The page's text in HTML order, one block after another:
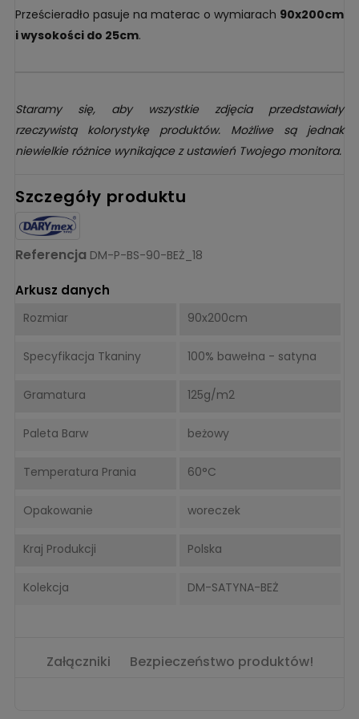
Prześcieradło pasuje na materac o wymiarach 90x200cm
i wysokości do 25cm.
Staramy się, aby wszystkie zdjęcia przedstawiały
rzeczywistą kolorystykę produktów. Możliwe są jednak
niewielkie różnice wynikające z ustawień Twojego monitora.
Szczegóły produktu
Referencja DM-P-BS-90-BEŻ_18
Arkusz danych
Rozmiar 90x200cm
Specyfikacja Tkaniny 100% bawełna - satyna
Gramatura 125g/m2
Paleta Barw beżowy
Temperatura Prania 60°C
Opakowanie woreczek
Kraj Produkcji Polska
Kolekcja DM-SATYNA-BEŻ
Załączniki Bezpieczeństwo produktów!